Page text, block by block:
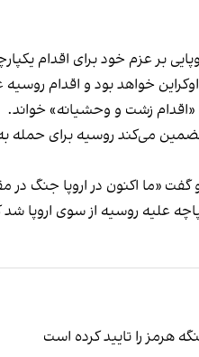
بر عزم خود برای اقدام
خواهد بود و اقدام
«اقدام زشت و وحشیانه» خواند.
می‌کند روسیه برای حمله
گفت «ما اکنون در اروپا جنگ
علیه روسیه از سوی اروپا شد